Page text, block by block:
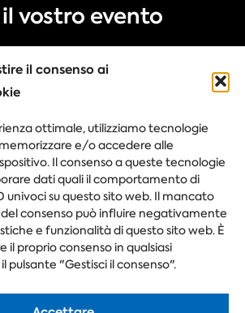
il consenso ai
ottimale, utilizziamo tecnologie
e/o accedere alle
Il consenso a queste tecnologie
dati quali il comportamento di
univoci su questo sito web. Il mancato
consenso può influire negativamente
e funzionalità di questo sito web. È
il proprio consenso in qualsiasi
"Gestisci il consenso".
vostro evento
la tua domanda